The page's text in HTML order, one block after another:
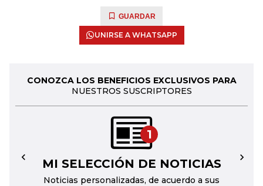
GUARDAR
UNIRSE A WHATSAPP
CONOZCA LOS BENEFICIOS EXCLUSIVOS PARA
NUESTROS SUSCRIPTORES
1
MI SELECCIÓN DE NOTICIAS
Noticias personalizadas, de acuerdo a sus
← →